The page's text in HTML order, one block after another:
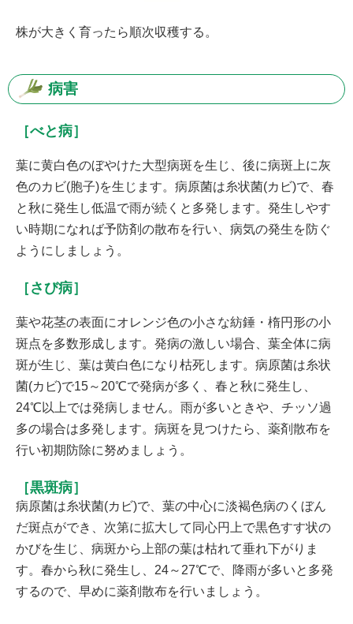
株が大きく育ったら順次収穫する。
病害
［べと病］
葉に黄白色のぼやけた大型病斑を生じ、後に病斑上に灰
色のカビ(胞子)を生じます。病原菌は糸状菌(カビ)で、春
と秋に発生し低温で雨が続くと多発します。発生しやす
い時期になれば予防剤の散布を行い、病気の発生を防ぐ
ようにしましょう。
［さび病］
葉や花茎の表面にオレンジ色の小さな紡錘・楕円形の小
斑点を多数形成します。発病の激しい場合、葉全体に病
斑が生じ、葉は黄白色になり枯死します。病原菌は糸状
菌(カビ)で15～20℃で発病が多く、春と秋に発生し、
24℃以上では発病しません。雨が多いときや、チッソ過
多の場合は多発します。病斑を見つけたら、薬剤散布を
行い初期防除に努めましょう。
［黒斑病］
病原菌は糸状菌(カビ)で、葉の中心に淡褐色病のくぼん
だ斑点ができ、次第に拡大して同心円上で黒色すす状の
かびを生じ、病斑から上部の葉は枯れて垂れ下がりま
す。春から秋に発生し、24～27℃で、降雨が多いと多発
するので、早めに薬剤散布を行いましょう。